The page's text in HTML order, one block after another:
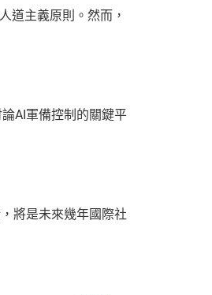
道主義原則。然而，
AI軍備控制的關鍵平
將是未來幾年國際社